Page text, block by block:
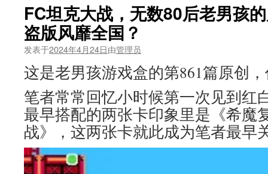
FC坦克大战，无数80后老男孩
盗版风靡全国？
发表于2024年4月24日由管理员
这是老男孩游戏盒的第861篇原创
笔者常常回忆小时候第一次见到红
最早搭配的两张卡印象里是《希魔
战》，这两张卡就此成为笔者最早